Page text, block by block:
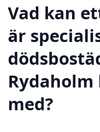
Vad kan
är
med?